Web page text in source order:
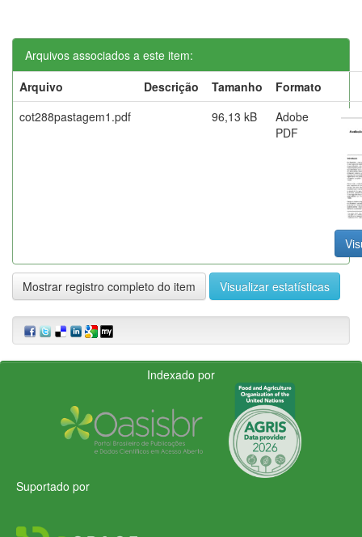
Arquivos associados a este item:
Arquivo
Descrição Tamanho
Formato
cot288pastagem1.pdf
96,13 kB
Adobe
PDF
Mostrar registro completo do item Visualizar estatísticas
Indexado por
Suportado por